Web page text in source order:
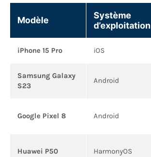
Modèle
Système
d’exploitation
iPhone 15 Pro iOS
Samsung Galaxy
S23
Android
Google Pixel 8 Android
Huawei P50 HarmonyOS